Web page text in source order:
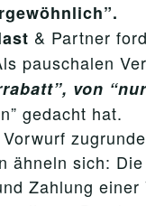
”.
& Partner
pauschalen
”, von
gedacht hat.
ähneln sich:
Zahlung